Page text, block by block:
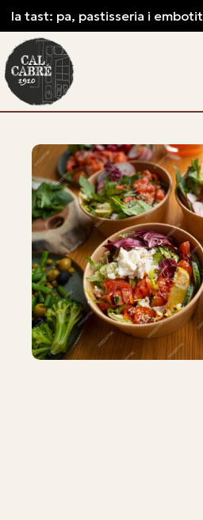
tast: pa, pastisseria i embotits.